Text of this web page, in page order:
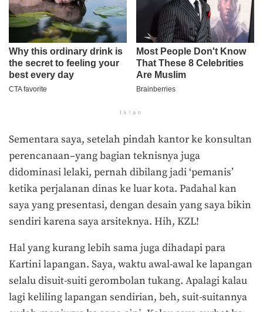
Iklan
Sementara saya, setelah pindah kantor ke konsultan
perencanaan–yang bagian teknisnya juga
didominasi lelaki, pernah dibilang jadi ‘pemanis’
ketika perjalanan dinas ke luar kota. Padahal kan
saya yang presentasi, dengan desain yang saya bikin
sendiri karena saya arsiteknya. Hih, KZL!
Hal yang kurang lebih sama juga dihadapi para
Kartini lapangan. Saya, waktu awal-awal ke lapangan
selalu disuit-suiti gerombolan tukang. Apalagi kalau
lagi keliling lapangan sendirian, beh, suit-suitannya